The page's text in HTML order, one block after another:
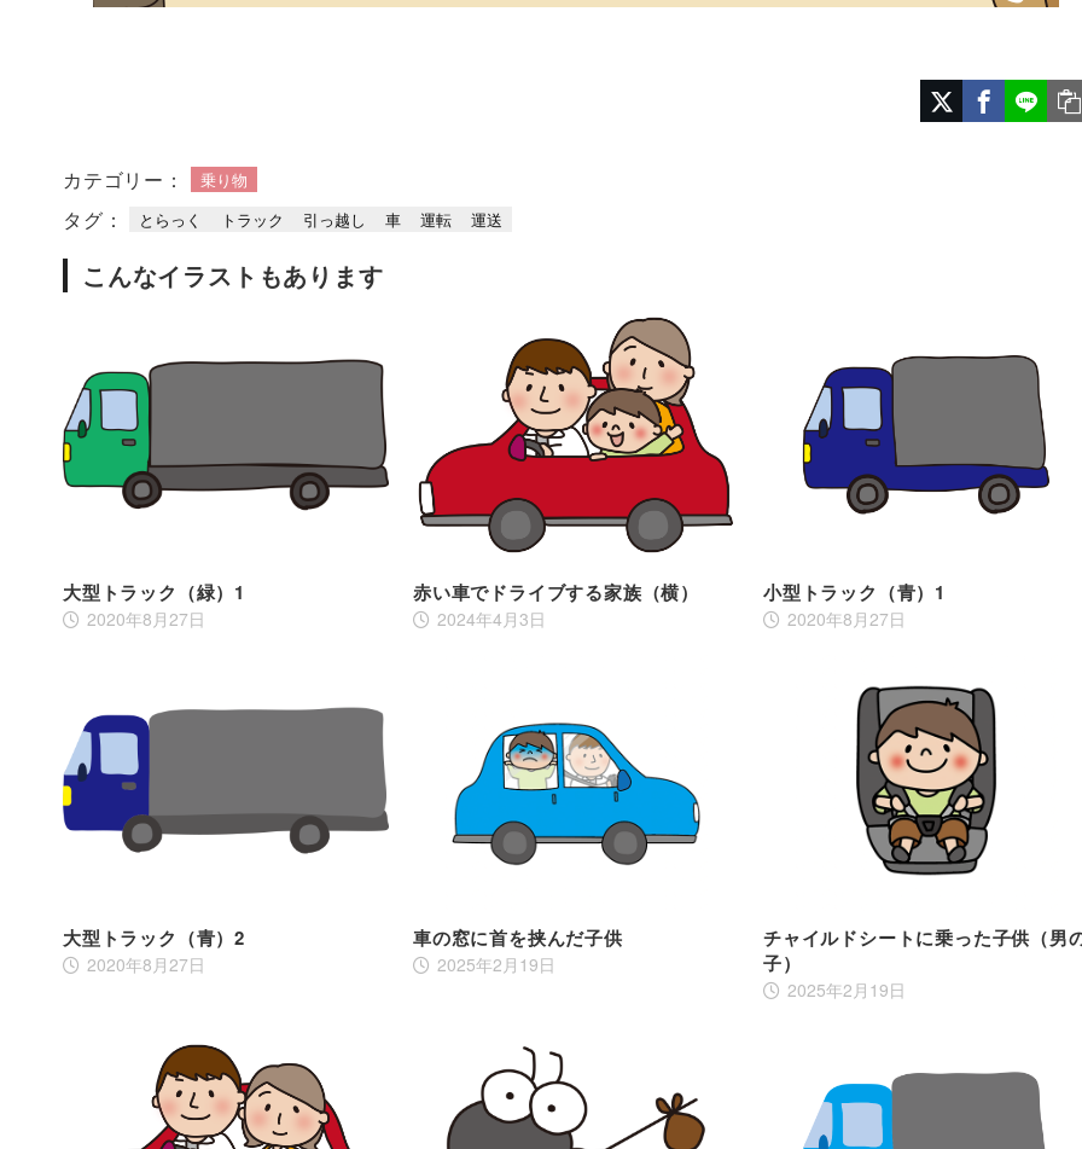
カテゴリー： 乗り物
タグ： とらっく トラック 引っ越し 車 運転 運送
こんなイラストもあります
大型トラック（緑）1
2020年8月27日
赤い車でドライブする家族（横）
2024年4月3日
小型トラック（青）1
2020年8月27日
大型トラック（青）2
2020年8月27日
車の窓に首を挟んだ子供
2025年2月19日
チャイルドシートに乗った子供（男
子）
2025年2月19日